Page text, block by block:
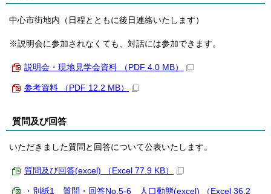
中心市街地内（日程とともに後日連絡いたします）
※説明会に参加されなくても、対話には参加できます。
説明会・現地見学会資料 （PDF 4.0 MB）
参考資料 （PDF 12.2 MB）
質問及び回答
いただきました質問と回答について公表いたします。
質問及び回答(excel) （Excel 77.9 KB）
・別紙1 質問・回答No.5-6 人口動態(excel) （Excel 36.2